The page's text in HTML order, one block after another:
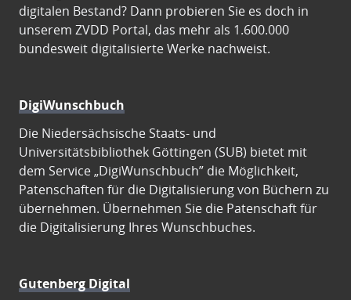
digitalen Bestand? Dann probieren Sie es doch in
unserem ZVDD Portal, das mehr als 1.600.000
bundesweit digitalisierte Werke nachweist.
DigiWunschbuch
Die Niedersächsische Staats- und
Universitätsbibliothek Göttingen (SUB) bietet mit
dem Service „DigiWunschbuch” die Möglichkeit,
Patenschaften für die Digitalisierung von Büchern zu
übernehmen. Übernehmen Sie die Patenschaft für
die Digitalisierung Ihres Wunschbuches.
Gutenberg Digital